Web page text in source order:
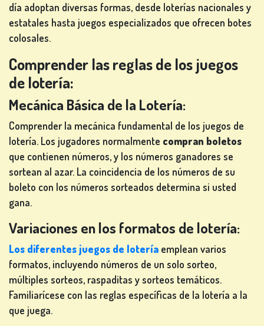
JUEGOS DE
TRAGAPERRAS
REGÍSTRATE
CONÉCTATE
TIENDA
CLASIFICACIÓN
CAMBIAR
IDIOMA
día adoptan diversas formas, desde loterías nacionales y
estatales hasta juegos especializados que ofrecen botes
colosales.
Comprender las reglas de los juegos
de lotería:
Mecánica Básica de la Lotería:
Comprender la mecánica fundamental de los juegos de
lotería. Los jugadores normalmente compran boletos
que contienen números, y los números ganadores se
sortean al azar. La coincidencia de los números de su
boleto con los números sorteados determina si usted
gana.
Variaciones en los formatos de lotería:
Los diferentes juegos de lotería emplean varios
formatos, incluyendo números de un solo sorteo,
múltiples sorteos, raspaditas y sorteos temáticos.
Familiarícese con las reglas específicas de la lotería a la
que juega.